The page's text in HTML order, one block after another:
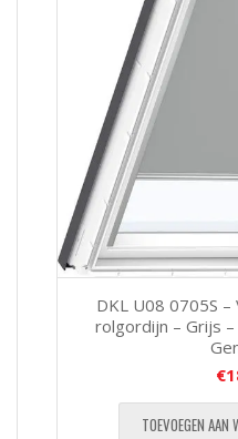
DKL U08 0705S
rolgordijn – Grijs
€
TOEVOEGEN AAN